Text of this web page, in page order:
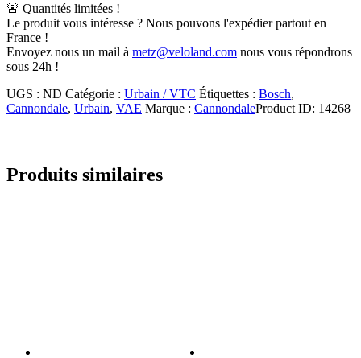
🚨 Quantités limitées !
Le produit vous intéresse ? Nous pouvons l'expédier partout en
France !
Envoyez nous un mail à metz@veloland.com nous vous répondrons
sous 24h !
UGS : ND Catégorie : Urbain / VTC Étiquettes : Bosch,
Cannondale, Urbain, VAE Marque : CannondaleProduct ID: 14268
Produits similaires